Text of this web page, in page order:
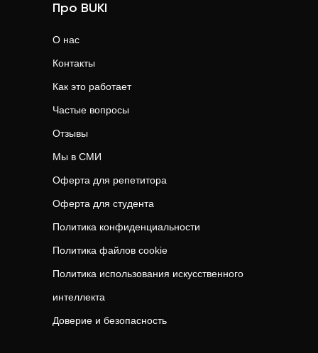
Про BUKI
О нас
Контакты
Как это работает
Частые вопросы
Отзывы
Мы в СМИ
Оферта для репетитора
Оферта для студента
Политика конфиденциальности
Политика файлов cookie
Политика использования искусственного
интеллекта
Доверие и безопасность